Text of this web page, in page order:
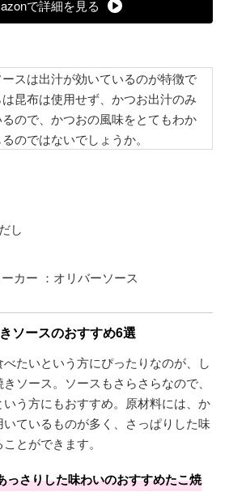
で詳細を見る
スは出汁が効いているのが特徴で
昆布は使用せず、かつお出汁のみ
ので、かつおの風味をとてもわか
のではないでしょうか。
し
カー ：オリバーソース
ソースのおすすめ6選
たいという方にぴったりなのが、し
ソース。ソースもさらさらなので、
う方にもおすすめ。原材料には、か
ているものが多く、さっぱりした味
とができます。
っさりした味わいのおすすめたこ焼